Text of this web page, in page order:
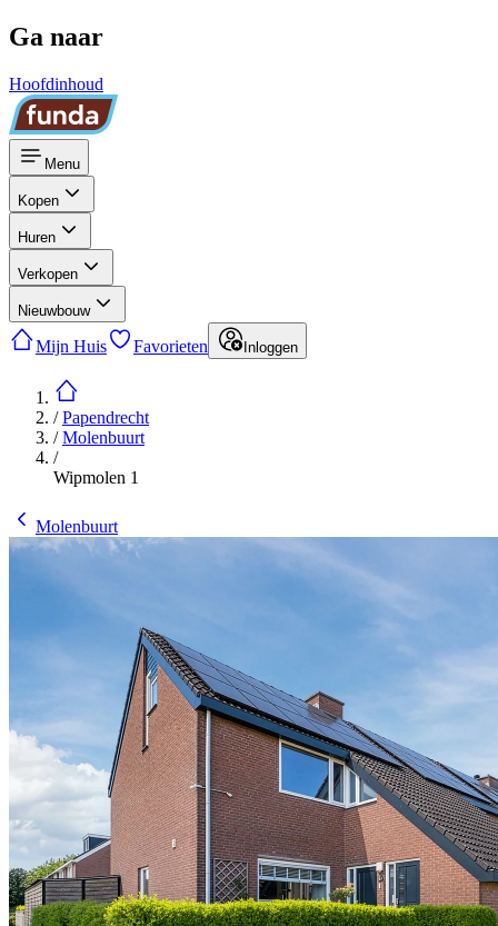
Ga naar
Hoofdinhoud
Menu
Kopen
Huren
Verkopen
Nieuwbouw
Mijn Huis Favorieten Inloggen
/Papendrecht
/Molenbuurt
/
Wipmolen 1
Molenbuurt